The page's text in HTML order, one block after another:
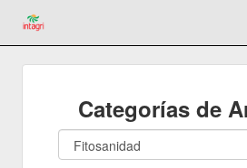
Categorías de